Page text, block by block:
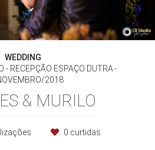
WEDDING
- RECEPÇÃO ESPAÇO DUTRA
2018
& MURILO
0 curtidas